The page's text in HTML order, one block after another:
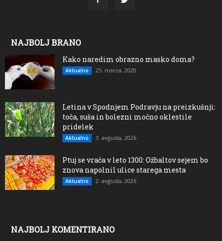
NAJBOLJ BRANO
Kako naredim obrazno masko doma?
Aktualno 25. marca, 2020
Letina v Spodnjem Podravju na preizkušnji:
toča, suša in bolezni močno oklestile
pridelek
Aktualno 3. avgusta, 2026
Ptuj se vrača v leto 1300: Ožbaltov sejem bo
znova napolnil ulice starega mesta
Aktualno 2. avgusta, 2026
NAJBOLJ KOMENTIRANO